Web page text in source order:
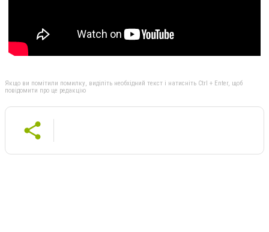
Якщо ви помітили помилку, виділіть необхідний текст і натисніть Ctrl + Enter, щоб
повідомити про це редакцію